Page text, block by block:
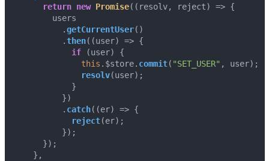
return new Promise( ( resolv, reject) => {
        users
          .
getCurrentUser()
          .
then( (user) => {
if (user) {
this . $store. commit( "SET_USER" , user);
resolv(user);
            }
          })
          .
catch( (er) => {
reject(er);
          });
      });
    },